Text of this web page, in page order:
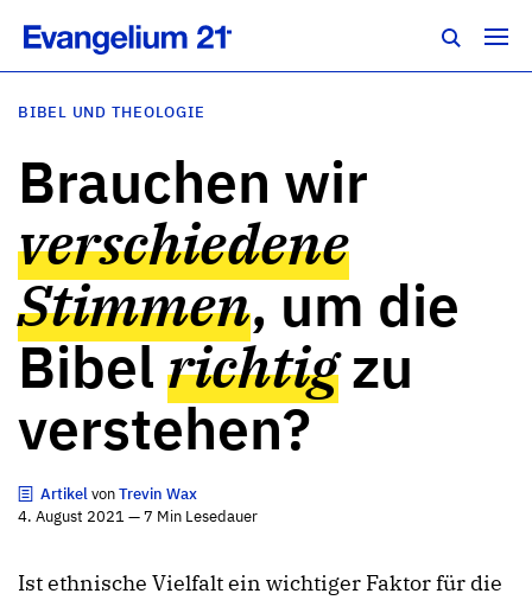
BIBEL UND THEOLOGIE
Brauchen wir
verschiedene
Stimmen, um die
Bibelrichtigzu
verstehen?
ArtikelvonTrevin Wax
4. August 2021 — 7 Min Lesedauer
Ist ethnische Vielfalt ein wichtiger Faktor für die